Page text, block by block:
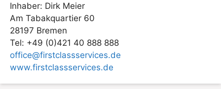
Inhaber: Dirk Meier
Am Tabakquartier 60
28197 Bremen
Tel: +49 (0)421 40 888 888
office@firstclassservices.de
www.firstclassservices.de